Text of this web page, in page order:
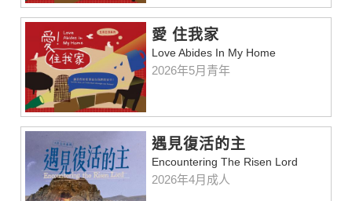
愛 住我家
Love Abides In My Home
2026年5月青年
遇見復活的主
Encountering The Risen Lord
2026年4月成人